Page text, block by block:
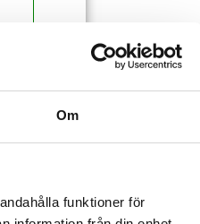
Om
funktioner för